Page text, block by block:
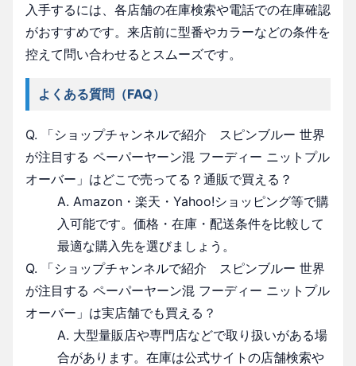
入手するには、各店舗の在庫検索や電話での在庫確認
がおすすめです。来店前に型番やカラーなどの条件を
控えて問い合わせるとスムーズです。
よくある質問（FAQ）
Q. 「ショップチャンネルで紹介 スピンブルー 世界
が注目する ペーパーヤーン混 フーディー ニットプル
オーバー」はどこで売ってる？通販で買える？
A. Amazon・楽天・Yahoo!ショッピング等で購
入可能です。価格・在庫・配送条件を比較して
最適な購入先を選びましょう。
Q. 「ショップチャンネルで紹介 スピンブルー 世界
が注目する ペーパーヤーン混 フーディー ニットプル
オーバー」は実店舗でも買える？
A. 大型量販店や専門店などで取り扱いがある場
合があります。在庫は公式サイトの店舗検索や